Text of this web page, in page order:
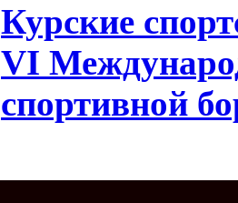
Курские
VI
спортивной